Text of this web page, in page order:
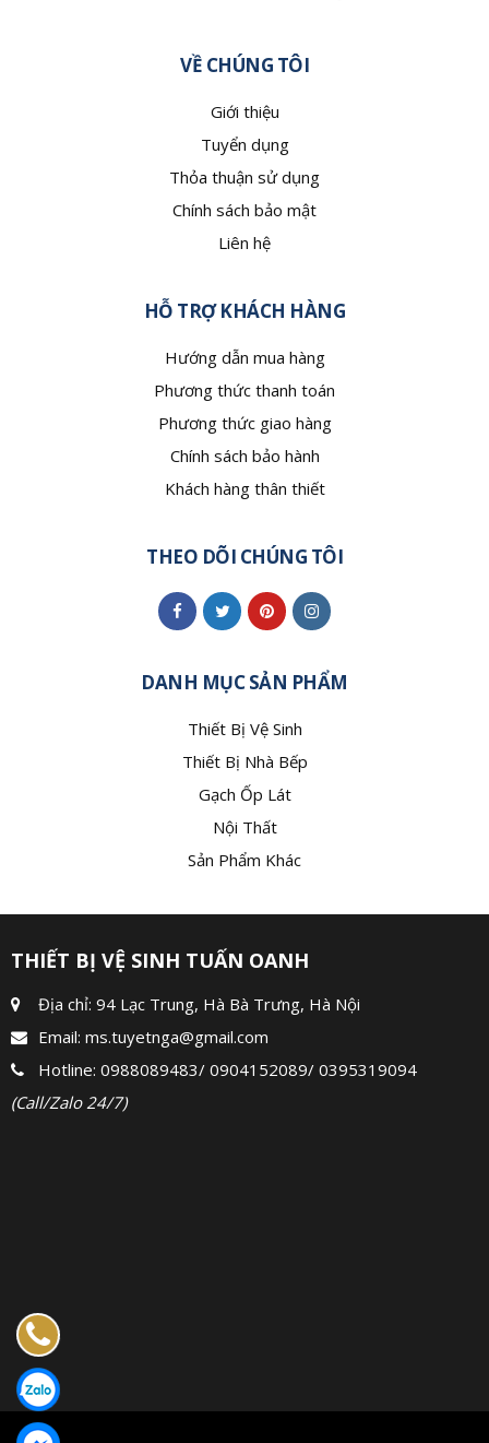
VỀ CHÚNG TÔI
Giới thiệu
Tuyển dụng
Thỏa thuận sử dụng
Chính sách bảo mật
Liên hệ
HỖ TRỢ KHÁCH HÀNG
Hướng dẫn mua hàng
Phương thức thanh toán
Phương thức giao hàng
Chính sách bảo hành
Khách hàng thân thiết
THEO DÕI CHÚNG TÔI
DANH MỤC SẢN PHẨM
Thiết Bị Vệ Sinh
Thiết Bị Nhà Bếp
Gạch Ốp Lát
Nội Thất
Sản Phẩm Khác
THIẾT BỊ VỆ SINH TUẤN OANH
Địa chỉ: 94 Lạc Trung, Hà Bà Trưng, Hà Nội
Email: ms.tuyetnga@gmail.com
Hotline: 0988089483/ 0904152089/ 0395319094
(Call/Zalo 24/7)